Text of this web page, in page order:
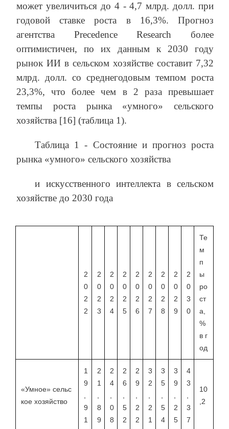
может увеличиться до 4 - 4,7 млрд. долл. при
годовой ставке роста в 16,3%. Прогноз
агентства Precedence Research более
оптимистичен, по их данным к 2030 году
рынок ИИ в сельском хозяйстве составит 7,32
млрд. долл. со среднегодовым темпом роста
23,3%, что более чем в 2 раза превышает
темпы роста рынка «умного» сельского
хозяйства [16] (таблица 1).
Таблица 1 - Состояние и прогноз роста
рынка «умного» сельского хозяйства
и искусственного интеллекта в сельском
хозяйстве до 2030 года
2
0
2
2
2
0
2
3
2
0
2
4
2
0
2
5
2
0
2
6
2
0
2
7
2
0
2
8
2
0
2
9
2
0
3
0
Те
м
п
ы
ро
ст
а,
%
в г
од
«Умное» сельс
кое хозяйство
1
9
9
1
2
1
8
9
2
4
0
8
2
6
5
2
2
9
2
2
3
2
2
1
3
5
5
4
3
9
2
5
4
3
3
7
10
,2